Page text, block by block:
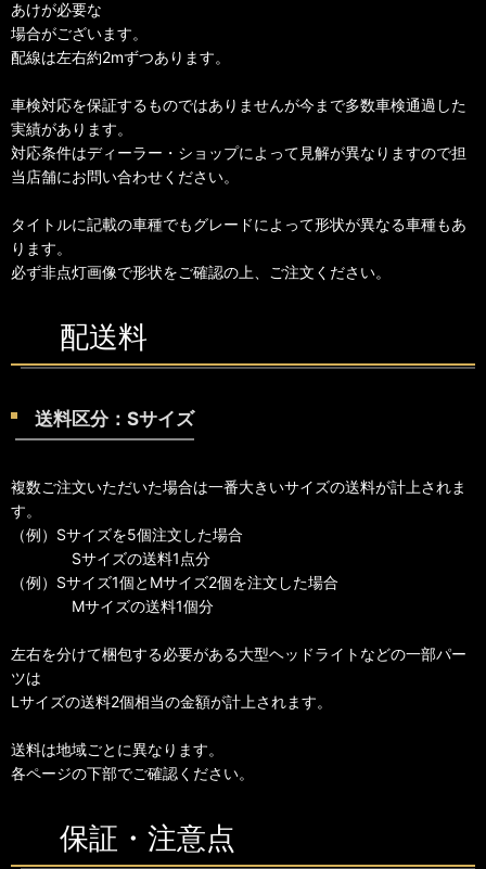
あけが必要な
場合がございます。
配線は左右約2mずつあります。
車検対応を保証するものではありませんが今まで多数車検通過した
実績があります。
対応条件はディーラー・ショップによって見解が異なりますので担
当店舗にお問い合わせください。
タイトルに記載の車種でもグレードによって形状が異なる車種もあ
ります。
必ず非点灯画像で形状をご確認の上、ご注文ください。
配送料
送料区分：Sサイズ
複数ご注文いただいた場合は一番大きいサイズの送料が計上されま
す。
（例）Sサイズを5個注文した場合
Sサイズの送料1点分
（例）Sサイズ1個とMサイズ2個を注文した場合
Mサイズの送料1個分
左右を分けて梱包する必要がある大型ヘッドライトなどの一部パー
ツは
Lサイズの送料2個相当の金額が計上されます。
送料は地域ごとに異なります。
各ページの下部でご確認ください。
保証・注意点